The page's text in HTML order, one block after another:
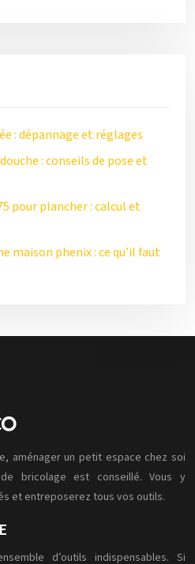
: dépannage et réglages
: conseils de pose et
pour plancher : calcul et
maison phenix : ce qu’il faut
aménager un petit espace chez soi
bricolage est conseillé. Vous y
et entreposerez tous vos outils.
d’outils indispensables. Si